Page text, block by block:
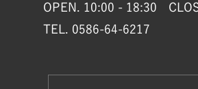
OPEN. 10:00 - 18:30
TEL. 0586-64-6217